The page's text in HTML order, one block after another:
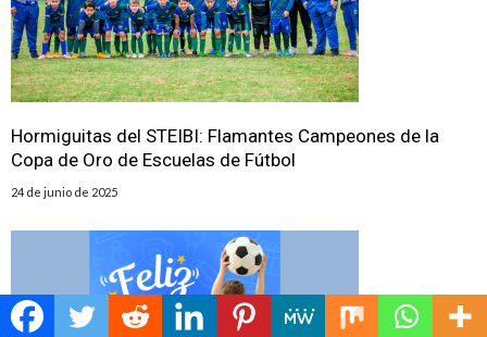
Hormiguitas del STEIBI: Flamantes Campeones de la
Copa de Oro de Escuelas de Fútbol
24 de junio de 2025